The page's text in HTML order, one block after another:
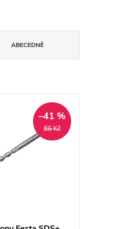
ABECEDNĚ
86 Kč
–41 %